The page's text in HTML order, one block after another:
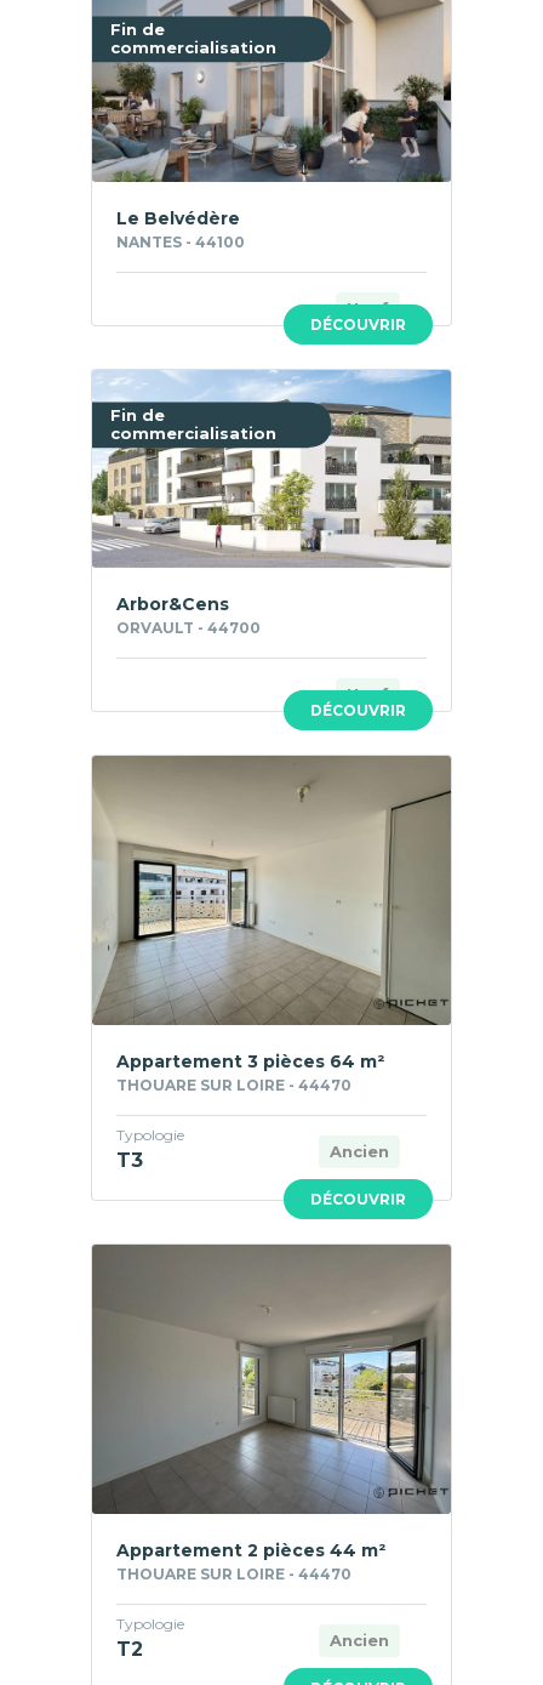
Fin de
commercialisation
DÉCOUVRIR
Le Belvédère
NANTES - 44100
Neuf
Fin de
commercialisation
DÉCOUVRIR
Arbor&Cens
ORVAULT - 44700
Neuf
DÉCOUVRIR
Appartement 3 pièces 64 m²
THOUARE SUR LOIRE - 44470
Ancien
Typologie
T3
Appartement 2 pièces 44 m²
THOUARE SUR LOIRE - 44470
Ancien
Typologie
T2